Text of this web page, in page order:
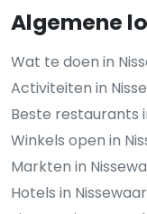
Algemene
Wat te doen in
Activiteiten in
Beste restaurants
Winkels open in
Markten in
Hotels in